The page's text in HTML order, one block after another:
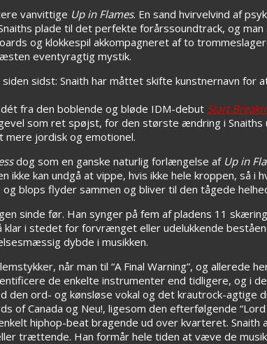
vanvittige Up in Flames. En sand hvirvelvind af
plade til det perfekte forårssoundtrack, og
og klokkespil akkompagneret af to
eventyragtig mystik.
sidst: Snaith har måttet skifte kunstnernavn for
fra den boblende og bløde IDM-debut Start
som ret spøjst, for den største ændring i
mere jordisk og emotionel.
dog som en ganske naturlig forlængelse af Up in
ikke kan undgå at vippe, hvis ikke hele kroppen, så i
blops flyder sammen og bliver til den tågede
sinde før. Han synger på fem af pladens 11
i stedet for forvrænget eller udelukkende
dybde i musikken.
når man til “A Final Warning”, og allerede
de enkelte instrumenter end tidligere, og i
den ord- og kønsløse vokal og det krautrock-agtige
of Canada og Neu!, ligesom den efterfølgende
hiphop-beat bragende ud over kvarteret. Snaith
trættende. Han formår hele tiden at væve de